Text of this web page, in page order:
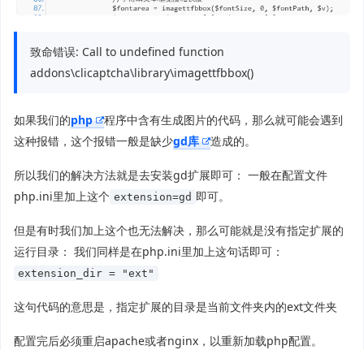
致命错误: Call to undefined function
addons\clicaptcha\library\imagettfbbox()
如果我们的php
程序中含有生成图片的代码，那么就可能会遇到
这种报错，这个报错一般是缺少gd库 造成的。
所以我们的解决方法就是去安装gd扩展即可： 一般在配置文件
php.ini里加上这个 extension=gd 即可。
但是有时我们加上这个也无法解决，那么可能就是没有指定扩展的
运行目录： 我们同样是在php.ini里加上这句话即可：
extension_dir = "ext"
这句代码的意思是，指定扩展的目录是当前文件夹内的ext文件夹
配置完后必须重启apache或者nginx，以重新加载php配置。